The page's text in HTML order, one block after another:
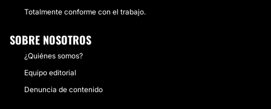
Totalmente conforme con el trabajo.
SOBRE NOSOTROS
¿Quiénes somos?
Equipo editorial
Denuncia de contenido